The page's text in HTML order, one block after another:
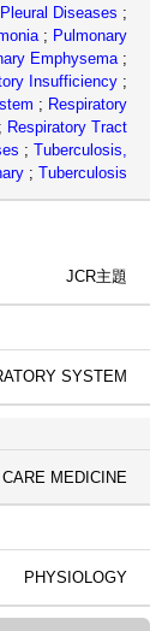
Pleural Diseases ;
; Pulmonary
Emphysema ;
Insufficiency ;
; Respiratory
; Respiratory Tract
; Tuberculosis,
; Tuberculosis
JCR主題
SYSTEM
MEDICINE
PHYSIOLOGY